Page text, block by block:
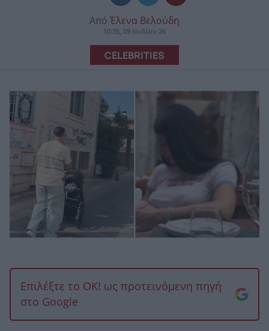
Από Έλενα Βελούδη
10:35, 09 Ιουλίου 26
CELEBRITIES
Επιλέξτε το OK! ως προτεινόμενη πηγή
στο Google